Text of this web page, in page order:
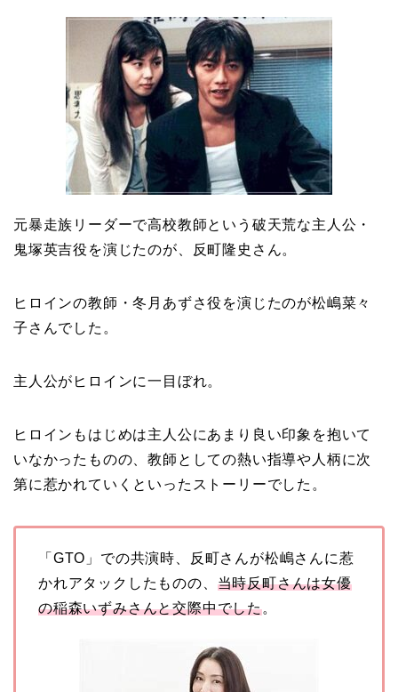
二宮和也と嫁・伊藤綾子
の結婚馴れ初めはバラエ
ティ番組！共演を重ねて
急接近！
本並健司が元嫁・美千代
と離婚したのはいつ？顔
画像や離婚理由は？
【画像】相葉雅紀の嫁は
関西出身の癒し系美人！
10年！
岩堀せりと夫のGLAY・T
AKUROの結婚馴れ初め
はスポーツジム！キュー
ピットは佐田真由美
元暴走族リーダーで高校教師という破天荒な主人公・
鬼塚英吉役を演じたのが、反町隆史さん。
ヒロインの教師・冬月あずさ役を演じたのが松嶋菜々
子さんでした。
主人公がヒロインに一目ぼれ。
ヒロインもはじめは主人公にあまり良い印象を抱いて
いなかったものの、教師としての熱い指導や人柄に次
第に惹かれていくといったストーリーでした。
「GTO」での共演時、反町さんが松嶋さんに惹
かれアタックしたものの、 当時反町さんは女優
の稲森いずみさんと交際中でした。